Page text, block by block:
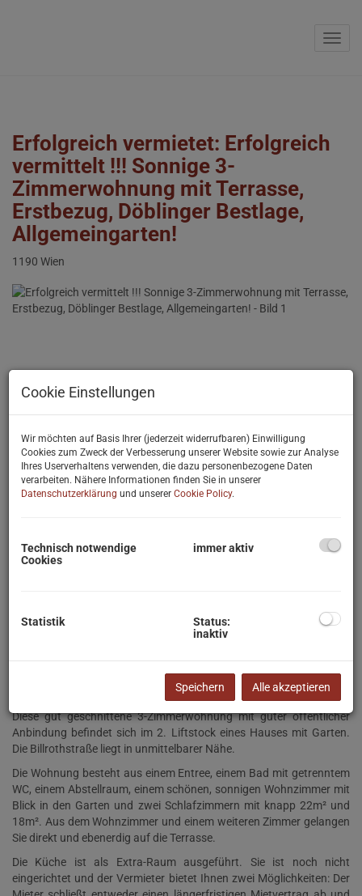
Erfolgreich vermietet: Erfolgreich
vermittelt !!! Sonnige 3-
Zimmerwohnung mit Terrasse,
Erstbezug, Döblinger Bestlage,
Allgemeingarten!
1190 Wien
Diese gut geschnittene 3-Zimmerwohnung mit guter öffentlicher
Anbindung befindet sich im 2. Liftstock eines Hauses mit Garten.
Die Billrothstraße liegt in unmittelbarer Nähe.
Die Wohnung besteht aus einem Entree, einem Bad mit getrenntem
WC, einem Abstellraum, einem schönen, sonnigen Wohnzimmer mit
Blick in den Garten und zwei Schlafzimmern mit knapp 22m² und
18m². Aus dem Wohnzimmer und einem weiteren Zimmer gelangen
Sie direkt und ebenerdig auf die Terrasse.
Die Küche ist als Extra-Raum ausgeführt. Sie ist noch nicht
eingerichtet und der Vermieter bietet Ihnen zwei Möglichkeiten: Der
Cookie Einstellungen
Wir möchten auf Basis Ihrer (jederzeit widerrufbaren) Einwilligung
Cookies zum Zweck der Verbesserung unserer Website sowie zur Analyse
Ihres Userverhaltens verwenden, die dazu personenbezogene Daten
verarbeiten. Nähere Informationen finden Sie in unserer
Datenschutzerklärung und unserer Cookie Policy.
Technisch notwendige
Cookies
immer aktiv
Statistik
Status:
inaktiv
Speichern Alle akzeptieren